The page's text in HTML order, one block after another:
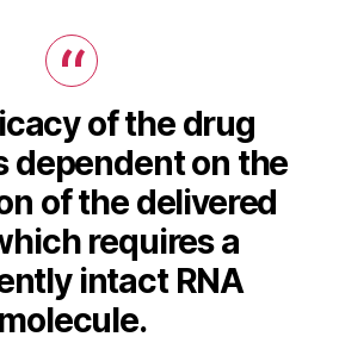
of the drug
dependent on the
of the delivered
requires a
intact RNA
molecule.